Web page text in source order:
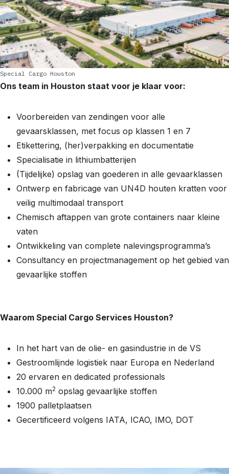
Special Cargo Houston
Ons team in Houston staat voor je klaar voor:
Voorbereiden van zendingen voor alle
gevaarsklassen, met focus op klassen 1 en 7
Etikettering, (her)verpakking en documentatie
Specialisatie in lithiumbatterijen
(Tijdelijke) opslag van goederen in alle gevaarklassen
Ontwerp en fabricage van UN4D houten kratten voor
veilig multimodaal transport
Chemisch aftappen van grote containers naar kleine
vaten
Ontwikkeling van complete nalevingsprogramma’s
Consultancy en projectmanagement op het gebied van
gevaarlijke stoffen
Waarom Special Cargo Services Houston?
In het hart van de olie- en gasindustrie in de VS
Gestroomlijnde logistiek naar Europa en Nederland
20 ervaren en dedicated professionals
10.000 m2 opslag gevaarlijke stoffen
1900 palletplaatsen
Gecertificeerd volgens IATA, ICAO, IMO, DOT